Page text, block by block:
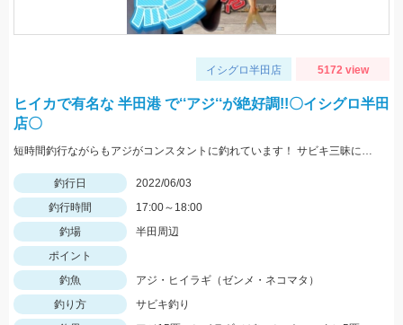
イシグロ半田店 5172 view
ヒイカで有名な 半田港 で‘‘アジ‘‘が絶好調!!〇イシグロ半田
店〇
短時間釣行ながらもアジがコンスタントに釣れています！ サビキ三昧にアジマッチを持って釣りに行こう!!
釣行日
2022/06/03
釣行時間
17:00～18:00
釣場
半田周辺
ポイント
釣魚
アジ・ヒイラギ（ゼンメ・ネコマタ）
釣り方
サビキ釣り